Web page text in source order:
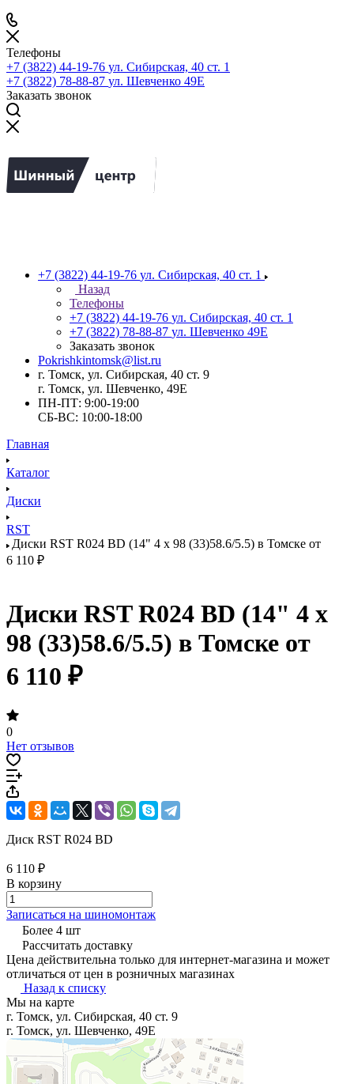
Телефоны
+7 (3822) 44-19-76 ул. Сибирская, 40 ст. 1
+7 (3822) 78-88-87 ул. Шевченко 49Е
Заказать звонок
+7 (3822) 44-19-76 ул. Сибирская, 40 ст. 1
Назад
Телефоны
+7 (3822) 44-19-76 ул. Сибирская, 40 ст. 1
+7 (3822) 78-88-87 ул. Шевченко 49Е
Заказать звонок
Pokrishkintomsk@list.ru
г. Томск, ул. Сибирская, 40 ст. 9
г. Томск, ул. Шевченко, 49Е
ПН-ПТ: 9:00-19:00
СБ-ВС: 10:00-18:00
Главная
Каталог
Диски
RST
Диски RST R024 BD (14" 4 x 98 (33)58.6/5.5) в Томске от
6 110 ₽
Диски RST R024 BD (14" 4 x
98 (33)58.6/5.5) в Томске от
6 110 ₽
0
Нет отзывов
Диск RST R024 BD
6 110 ₽
В корзину
Записаться на шиномонтаж
Более 4 шт
Рассчитать доставку
Цена действительна только для интернет-магазина и может
отличаться от цен в розничных магазинах
Назад к списку
Мы на карте
г. Томск, ул. Сибирская, 40 ст. 9
г. Томск, ул. Шевченко, 49Е